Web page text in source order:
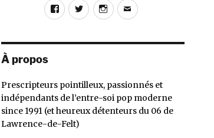
FacebookTwitterInstagram
E-
À propos
Prescripteurs pointilleux, passionnés et
indépendants de l’entre-soi pop moderne
since 1991 (et heureux détenteurs du 06 de
Lawrence-de-Felt)